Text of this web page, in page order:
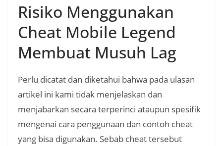
Risiko Menggunakan
Cheat Mobile Legend
Membuat Musuh Lag
Perlu dicatat dan diketahui bahwa pada ulasan
artikel ini kami tidak menjelaskan dan
menjabarkan secara terperinci ataupun spesifik
mengenai cara penggunaan dan contoh cheat
yang bisa digunakan. Sebab cheat tersebut